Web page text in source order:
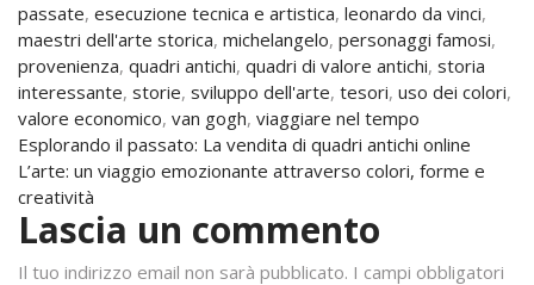
passate, esecuzione tecnica e artistica, leonardo da vinci,
maestri dell'arte storica, michelangelo, personaggi famosi,
provenienza, quadri antichi, quadri di valore antichi, storia
interessante, storie, sviluppo dell'arte, tesori, uso dei colori,
valore economico, van gogh, viaggiare nel tempo
Navigazione
articoli
Esplorando il passato: La vendita di quadri antichi online
L’arte: un viaggio emozionante attraverso colori, forme e
creatività
Lascia un commento
Il tuo indirizzo email non sarà pubblicato. I campi obbligatori